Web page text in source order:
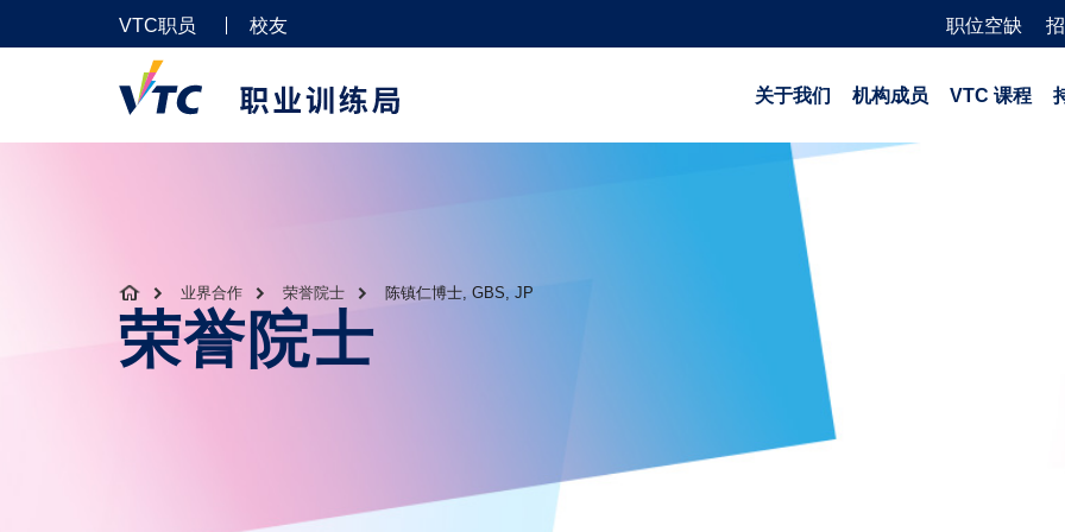
VTC职员 校友 职位空缺
关于我们 机构成员 VTC 课程
业界合作 荣誉院士 陈镇仁博士, GBS, JP
荣誉院士